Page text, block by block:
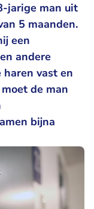
jarige man uit
5 maanden.
een
andere
vast en
de man
bijna